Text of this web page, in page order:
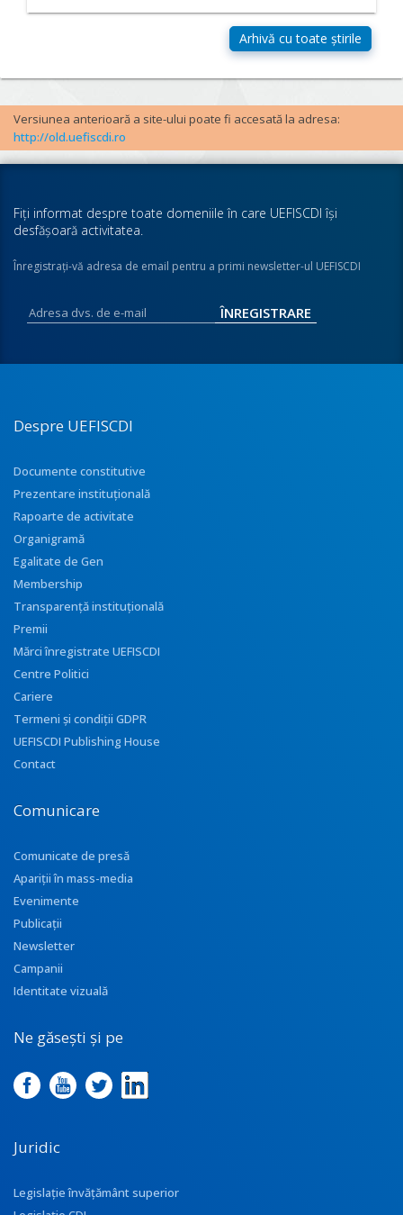
Versiunea anterioară a site-ului poate fi accesată la adresa:
http://old.uefiscdi.ro
Fiţi informat despre toate domeniile în care UEFISCDI îşi
desfăşoară activitatea.
Înregistraţi-vă adresa de email pentru a primi newsletter-ul UEFISCDI
Despre UEFISCDI
Documente constitutive
Prezentare instituţională
Rapoarte de activitate
Organigramă
Egalitate de Gen
Membership
Transparenţă instituţională
Premii
Mărci înregistrate UEFISCDI
Centre Politici
Cariere
Termeni și condiții GDPR
UEFISCDI Publishing House
Contact
Comunicare
Comunicate de presă
Apariţii în mass-media
Evenimente
Publicații
Newsletter
Campanii
Identitate vizuală
Ne găsești și pe
Juridic
Legislație învățământ superior